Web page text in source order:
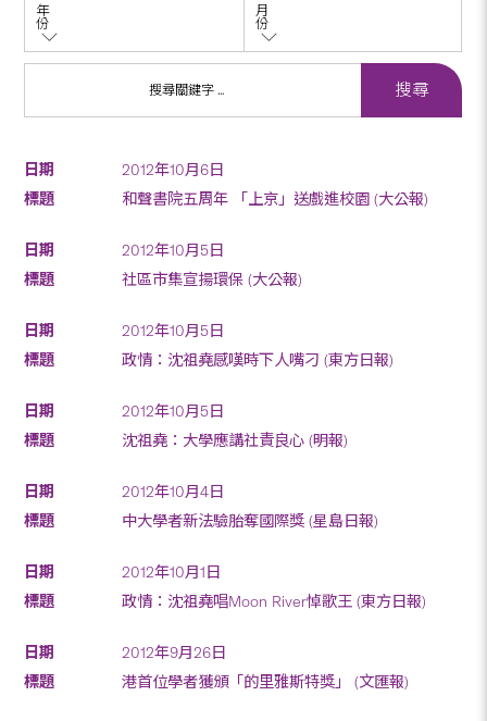
年
份
月
份
2012年10月6日
和聲書院五周年 「上京」送戲進校園 (大公報)
2012年10月5日
社區市集宣揚環保 (大公報)
2012年10月5日
政情：沈祖堯感嘆時下人嘴刁 (東方日報)
2012年10月5日
沈祖堯：大學應講社責良心 (明報)
2012年10月4日
中大學者新法驗胎奪國際獎 (星島日報)
2012年10月1日
政情：沈祖堯唱Moon River悼歌王 (東方日報)
2012年9月26日
港首位學者獲頒「的里雅斯特獎」 (文匯報)